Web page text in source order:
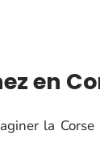
en
la